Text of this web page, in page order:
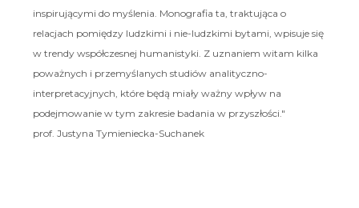
inspirującymi do myślenia. Monografia ta, traktująca o
relacjach pomiędzy ludzkimi i nie-ludzkimi bytami, wpisuje się
w trendy współczesnej humanistyki. Z uznaniem witam kilka
poważnych i przemyślanych studiów analityczno-
interpretacyjnych, które będą miały ważny wpływ na
podejmowanie w tym zakresie badania w przyszłości."
prof. Justyna Tymieniecka-Suchanek